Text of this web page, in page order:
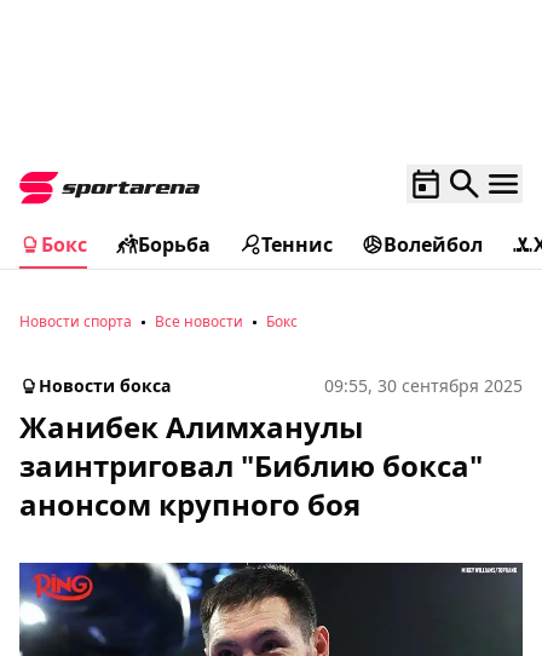
Бокс Борьба Теннис Волейбол
Новости спорта Все новости Бокс
Новости бокса 09:55, 30 сентября 2025
Жанибек Алимханулы
заинтриговал "Библию бокса"
анонсом крупного боя